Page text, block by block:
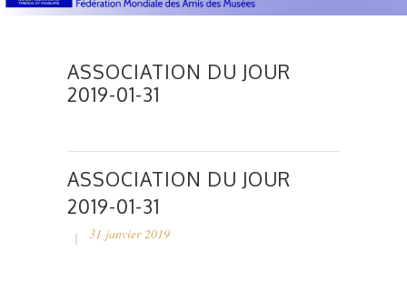
ASSOCIATION DU JOUR
2019-01-31
ASSOCIATION DU JOUR
2019-01-31
31 janvier 2019